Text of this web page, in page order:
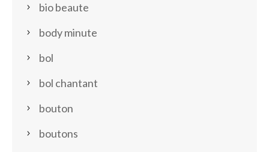
bio beaute
body minute
bol
bol chantant
bouton
boutons